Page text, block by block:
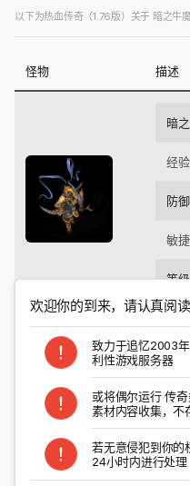
以下为热血传奇（1.76版）关于 暗之牛
怪物 描述
暗
经
防
敏
等
刷新地点
掉落物品
以上结果对所有特殊爆率进行检
欢迎你的到来，请认真阅读
致力于追忆2003
利性游戏服务器
或将偶尔运行 传
素材内容收集，不
若无意侵犯到你的
24小时内进行处理